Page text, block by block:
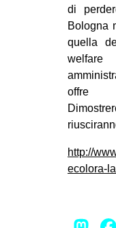
di
Bologna
quella
offre
http://
ecolora-